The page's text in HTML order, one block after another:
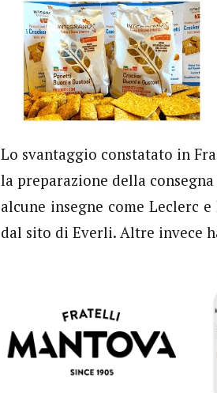
Lo svantaggio constatato in
la preparazione della
alcune insegne come Leclerc
dal sito di Everli. Altre invece